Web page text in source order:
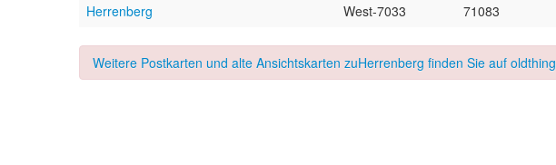
Herrenberg
West-7033 71083
Weitere Postkarten und alte Ansichtskarten zuHerrenberg finden Sie auf oldthing